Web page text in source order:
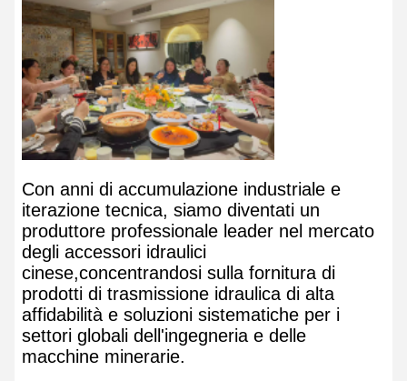
Con anni di accumulazione industriale e
iterazione tecnica, siamo diventati un
produttore professionale leader nel mercato
degli accessori idraulici
cinese,concentrandosi sulla fornitura di
prodotti di trasmissione idraulica di alta
affidabilità e soluzioni sistematiche per i
settori globali dell'ingegneria e delle
macchine minerarie.